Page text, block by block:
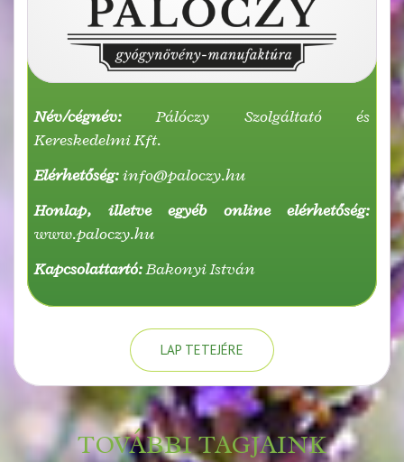
Név/cégnév:Pálóczy Szolgáltató és
Kereskedelmi Kft.
Elérhetőség:info@paloczy.hu
Honlap, illetve egyéb online elérhetőség:
www.paloczy.hu
Kapcsolattartó:Bakonyi István
LAP TETEJÉRE
TOVÁBBI TAGJAINK